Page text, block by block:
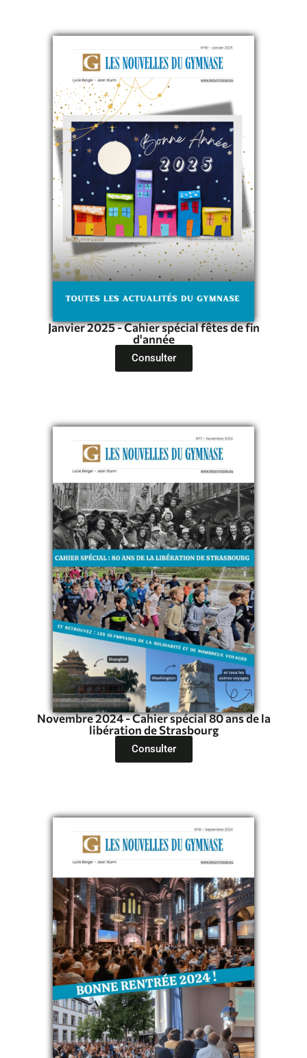
Janvier 2025 - Cahier spécial fêtes de fin
d'année
Consulter
Novembre 2024 - Cahier spécial 80 ans de la
libération de Strasbourg
Consulter